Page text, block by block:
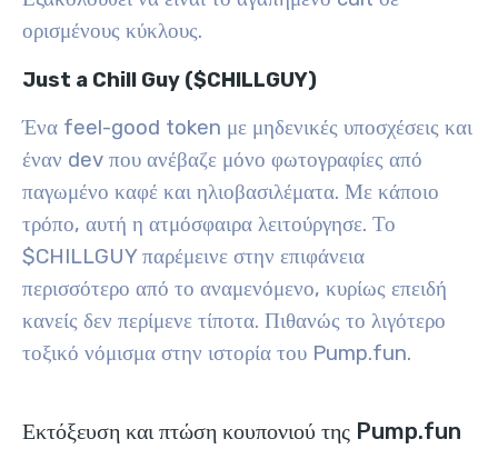
ορισμένους κύκλους.
Just a Chill Guy ($CHILLGUY)
Ένα feel-good token με μηδενικές υποσχέσεις και
έναν dev που ανέβαζε μόνο φωτογραφίες από
παγωμένο καφέ και ηλιοβασιλέματα. Με κάποιο
τρόπο, αυτή η ατμόσφαιρα λειτούργησε. Το
$CHILLGUY παρέμεινε στην επιφάνεια
περισσότερο από το αναμενόμενο, κυρίως επειδή
κανείς δεν περίμενε τίποτα. Πιθανώς το λιγότερο
τοξικό νόμισμα στην ιστορία του Pump.fun.
Εκτόξευση και πτώση κουπονιού της Pump.fun